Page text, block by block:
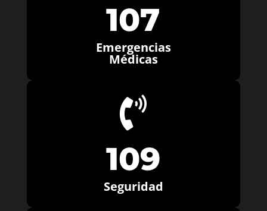
107
Emergencias
Médicas

109
Seguridad